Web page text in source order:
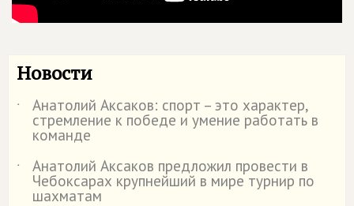
Новости
˙ Анатолий Аксаков: спорт – это характер,
стремление к победе и умение работать в
команде
˙
Анатолий Аксаков предложил провести в
Чебоксарах крупнейший в мире турнир по
шахматам